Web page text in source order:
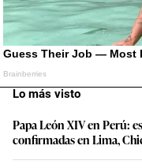
Lo más visto
Papa León XIV en Perú:
confirmadas en Lima,